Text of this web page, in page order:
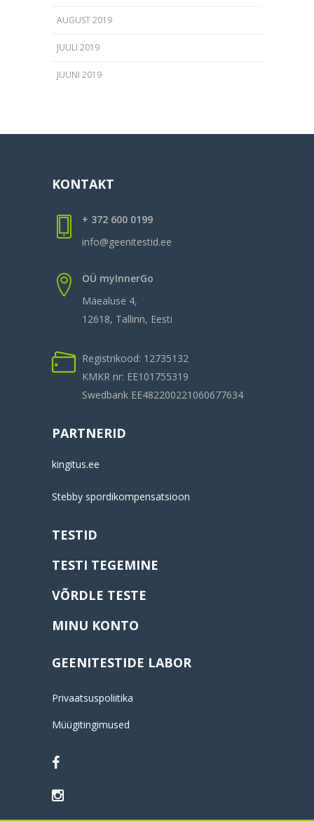
AUGUST 2019
JUULI 2019
JUUNI 2019
KONTAKT
+ 372 600 0199
info@geenitestid.ee
OÜ myInnerGo
Mäealuse 4,
12618, Tallinn, Eesti
Registrikood: 12735132
KMKR nr: EE101755319
Swedbank EE482200221060677634
PARTNERID
kingitus.ee
Stebby spordikompensatsioon
TESTID
TESTI TEGEMINE
VÕRDLE TESTE
MINU KONTO
GEENITESTIDE LABOR
Privaatsuspoliitika
Müügitingimused